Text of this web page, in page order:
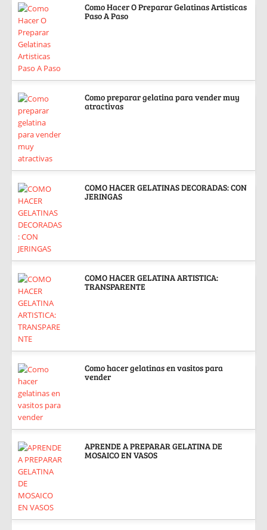
Como Hacer O Preparar Gelatinas Artisticas
Paso A Paso
Como preparar gelatina para vender muy
atractivas
COMO HACER GELATINAS DECORADAS: CON
JERINGAS
COMO HACER GELATINA ARTISTICA:
TRANSPARENTE
Como hacer gelatinas en vasitos para
vender
APRENDE A PREPARAR GELATINA DE
MOSAICO EN VASOS